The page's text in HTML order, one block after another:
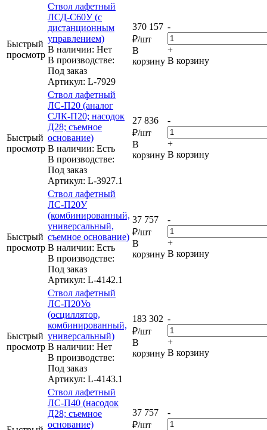
Быстрый
просмотр
Ствол лафетный
ЛСД-С60У (с
дистанционным
управлением)
В наличии: Нет
В производстве:
Под заказ
Артикул: L-7929
370 157
₽/шт
В
корзину
-
+
В корзину
Быстрый
просмотр
Ствол лафетный
ЛС-П20 (аналог
СЛК-П20; насодок
Д28; съемное
основание)
В наличии: Eсть
В производстве:
Под заказ
Артикул: L-3927.1
27 836
₽/шт
В
корзину
-
+
В корзину
Быстрый
просмотр
Ствол лафетный
ЛС-П20У
(комбинированный,
универсальный,
съемное основание)
В наличии: Eсть
В производстве:
Под заказ
Артикул: L-4142.1
37 757
₽/шт
В
корзину
-
+
В корзину
Быстрый
просмотр
Ствол лафетный
ЛС-П20Уо
(осциллятор,
комбинированный,
универсальный)
В наличии: Нет
В производстве:
Под заказ
Артикул: L-4143.1
183 302
₽/шт
В
корзину
-
+
В корзину
Ствол лафетный
ЛС-П40 (насодок
Д28; съемное
основание)
37 757
₽/шт
-